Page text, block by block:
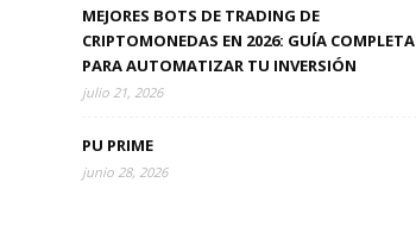
MEJORES BOTS DE TRADING DE
CRIPTOMONEDAS EN 2026: GUÍA COMPLETA
PARA AUTOMATIZAR TU INVERSIÓN
julio 21, 2026
PU PRIME
junio 28, 2026